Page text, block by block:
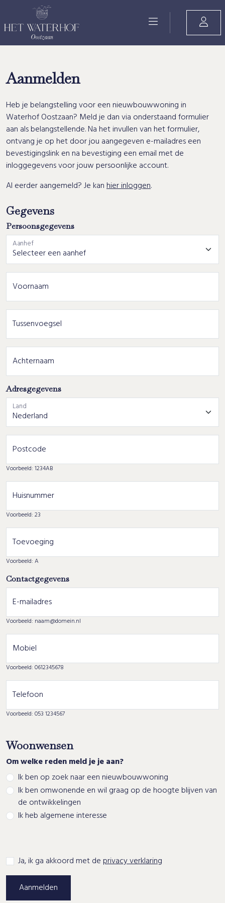
Aanmelden
Heb je belangstelling voor een nieuwbouwwoning in
Waterhof Oostzaan? Meld je dan via onderstaand formulier
aan als belangstellende. Na het invullen van het formulier,
ontvang je op het door jou aangegeven e-mailadres een
bevestigingslink en na bevestiging een email met de
inloggegevens voor jouw persoonlijke account.
Al eerder aangemeld? Je kanhier inloggen.
Gegevens
Persoonsgegevens
Aanhef
Voornaam
Tussenvoegsel
Achternaam
Adresgegevens
Land
Postcode
Voorbeeld: 1234AB
Huisnummer
Voorbeeld: 23
Toevoeging
Voorbeeld: A
Contactgegevens
E-mailadres
Voorbeeld: naam@domein.nl
Mobiel
Voorbeeld: 0612345678
Telefoon
Voorbeeld: 053 1234567
Woonwensen
Om welke reden meld je je aan?
Ik ben op zoek naar een nieuwbouwwoning
Ik ben omwonende en wil graag op de hoogte blijven van
de ontwikkelingen
Ik heb algemene interesse
Afronden
Ja, ik ga akkoord met deprivacy verklaring